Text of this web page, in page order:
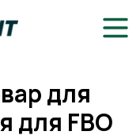
для
для FBO